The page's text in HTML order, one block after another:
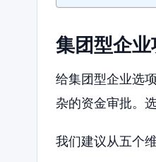
集团型企
给集团型企业选
杂的资金审批。
我们建议从五个